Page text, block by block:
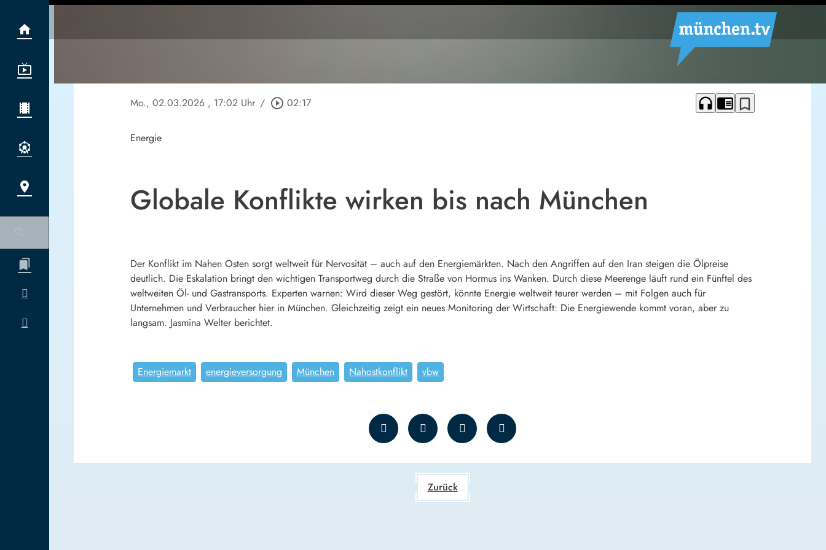
Mo., 02.03.2026 , 17:02 Uhr / play_circle_outline 02:17 headphones chrome_reader_mode bookmark_border
Energie
Globale Konflikte wirken bis nach München
Der Konflikt im Nahen Osten sorgt weltweit für Nervosität – auch auf den Energiemärkten. Nach den Angriffen auf den Iran steigen die Ölpreise
deutlich. Die Eskalation bringt den wichtigen Transportweg durch die Straße von Hormus ins Wanken. Durch diese Meerenge läuft rund ein Fünftel des
weltweiten Öl- und Gastransports. Experten warnen: Wird dieser Weg gestört, könnte Energie weltweit teurer werden – mit Folgen auch für
Unternehmen und Verbraucher hier in München. Gleichzeitig zeigt ein neues Monitoring der Wirtschaft: Die Energiewende kommt voran, aber zu
langsam. Jasmina Welter berichtet.
Energiemarkt energieversorgung München Nahostkonflikt vbw
Zurück